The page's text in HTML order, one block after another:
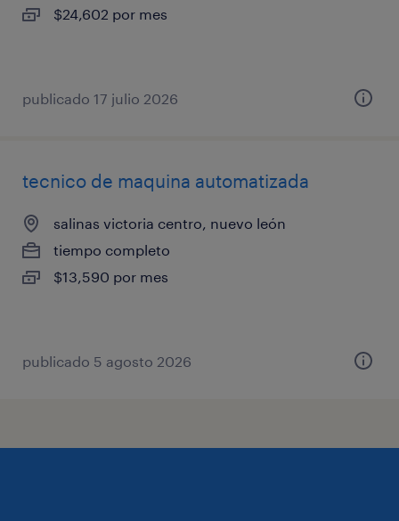
$24,602 por mes
publicado 17 julio 2026
tecnico de maquina automatizada
salinas victoria centro, nuevo león
tiempo completo
$13,590 por mes
publicado 5 agosto 2026